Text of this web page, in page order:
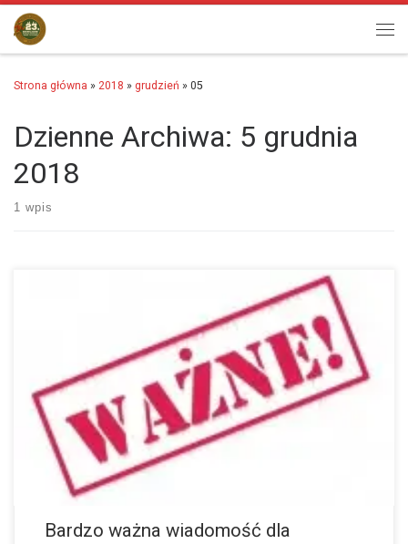
Przejdź do treści
Strona główna » 2018 » grudzień » 05
Dzienne Archiwa: 5 grudnia
2018
1 wpis
Zgłoszenia elektroniczne za pośrednictwem strony
www.biegmikolajow.pl przyjmowane są tylko do jutra – 6 grudnia do
godziny 11:00 (z powodów organizacyjnych rejestracja elektroniczna
zostanie zamknięta)!!!!!!!!!!!!!! Ponieważ…więcej
Bardzo ważna wiadomość dla